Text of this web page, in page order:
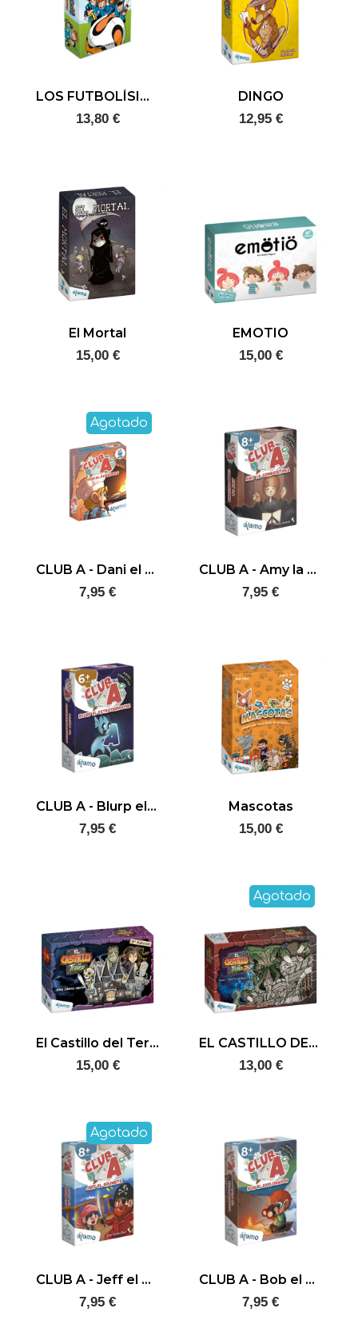
LOS FUTBOLÍSIMOS
13,80 €
DINGO
12,95 €
El Mortal
15,00 €
EMOTIO
15,00 €
CLUB A - Dani el panadero
7,95 €
Agotado
CLUB A - Amy la compositora
7,95 €
CLUB A - Blurp el extraterrestre
7,95 €
Mascotas
15,00 €
El Castillo del Terror
15,00 €
EL CASTILLO DEL TERROR 2
13,00 €
Agotado
CLUB A - Jeff el Grumete
7,95 €
Agotado
CLUB A - Bob el Explorador
7,95 €